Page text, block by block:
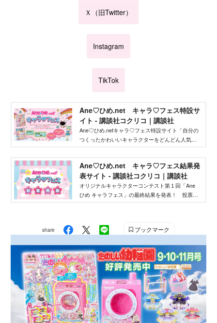
Ｘ（旧Twitter）
Instagram
TikTok
Ane♡ひめ.net キャラ♡フェス特設サ
イト - 講談社コクリコ｜講談社
Ane♡ひめ.netキャラ♡フェス特設サイト「自分の
つくったかわいいキャラクターをどんどん人気者
作りたいクリエイターを応援するイベントです！
Ane♡ひめ.net キャラ♡フェス結果発
表サイト - 講談社コクリコ｜講談社
オリジナルキャラクターコンテスト第１回「Ane
ひめ キャラフェス」の最終結果を発表！ 投票結
share ブックマーク